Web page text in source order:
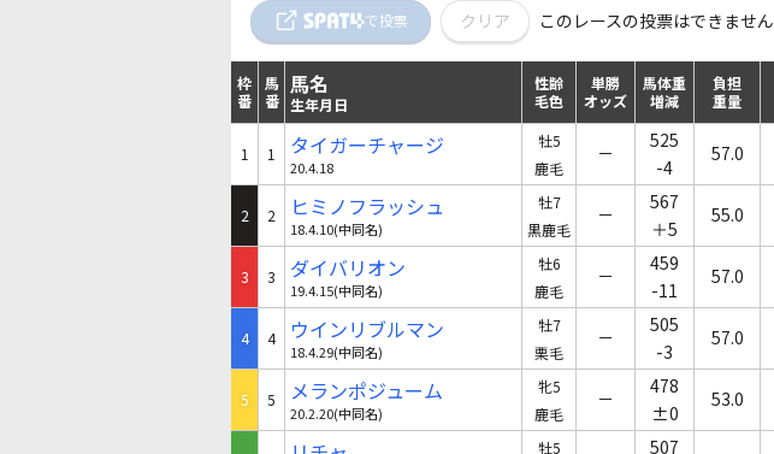
で投票 クリア このレースの投票はできません
枠
番
馬
番
馬名
生年月日
性齢
毛色
単勝
オッズ
馬体重
増減
負担
重量
1 1 タイガーチャージ
20.4.18
牡5
鹿毛
－
525
-4
57.0
2 2 ヒミノフラッシュ
18.4.10(中同名)
牡7
黒鹿毛
－
567
＋5
55.0
3 3 ダイバリオン
19.4.15(中同名)
牡6
鹿毛
－
459
-11
57.0
4 4 ウインリブルマン
18.4.29(中同名)
牡7
栗毛
－
505
-3
57.0
5 5 メランポジューム
20.2.20(中同名)
牝5
鹿毛
－
478
±0
53.0
牡5
507